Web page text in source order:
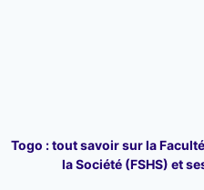
Togo : tout savoir sur la
la Société (FSHS) et